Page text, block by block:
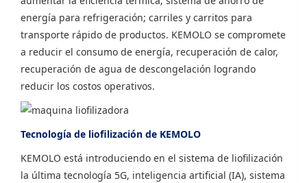
energía para refrigeración; carriles y carritos para
transporte rápido de productos. KEMOLO se compromete
a reducir el consumo de energía, recuperación de calor,
recuperación de agua de descongelación logrando
reducir los costos operativos.
Tecnología de liofilización de KEMOLO
KEMOLO está introduciendo en el sistema de liofilización
la última tecnología 5G, inteligencia artificial (IA), sistema